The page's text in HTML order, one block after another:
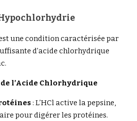
une condition caractérisée par
d’acide chlorhydrique
l’Acide Chlorhydrique
: L’HCl active la pepsine,
pour digérer les protéines.